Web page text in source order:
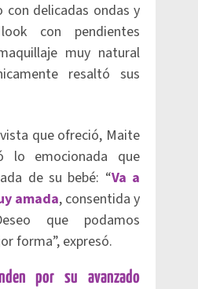
con delicadas ondas y
con pendientes
muy natural
resaltó sus
que ofreció, Maite
lo emocionada que
de su bebé: “Va a
amada, consentida y
que podamos
forma”, expresó.
por su avanzado